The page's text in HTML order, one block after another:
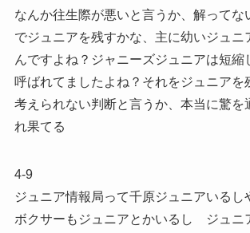
なんか往生際が悪いと言うか、解ってな
でジュニアを残すかな、主に幼いジュニ
んですよね？ジャニーズジュニアは短縮
呼ばれてましたよね？それをジュニアを
考えられない判断と言うか、本当に驚を
れ果てる
4-9
ジュニア情報局って千原ジュニアいるし
ボクサーもジュニアとかいるし ジュニ